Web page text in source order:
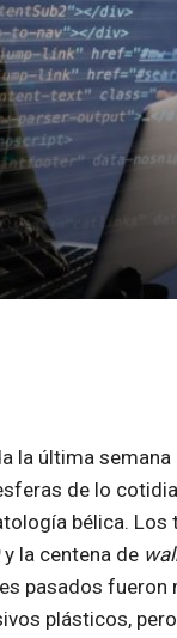
última semana
de lo
bélica.
y la centena de
pasados fueron
plásticos,